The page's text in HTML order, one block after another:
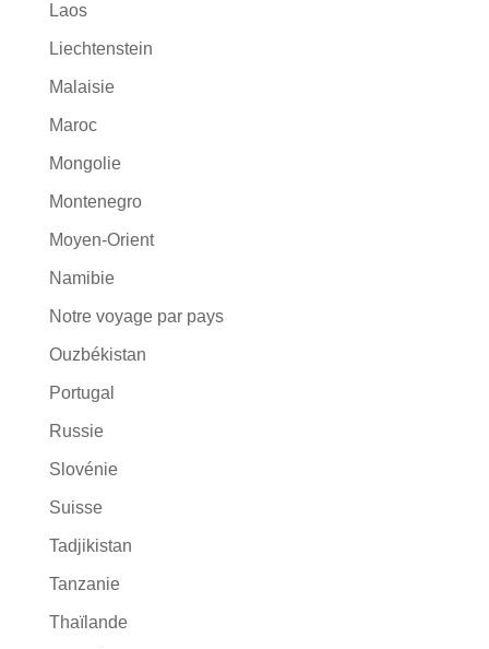
Laos
Liechtenstein
Malaisie
Maroc
Mongolie
Montenegro
Moyen-Orient
Namibie
Notre voyage par pays
Ouzbékistan
Portugal
Russie
Slovénie
Suisse
Tadjikistan
Tanzanie
Thaïlande